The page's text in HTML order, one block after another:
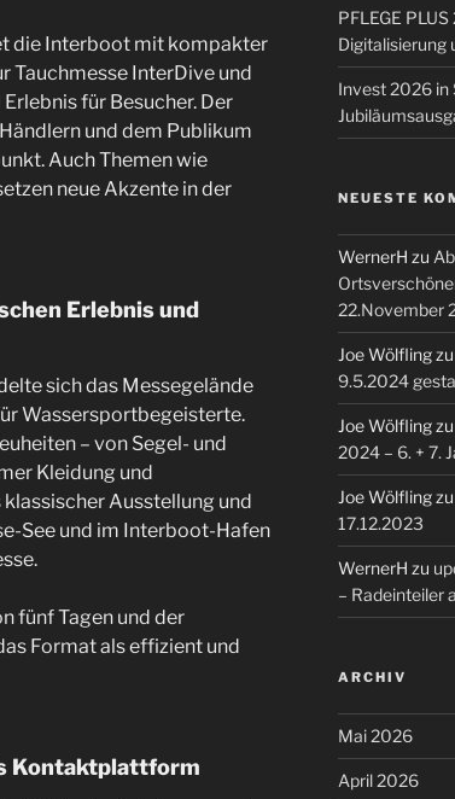
die Interboot mit kompakter
Tauchmesse InterDive und
für Besucher. Der
und dem Publikum
Auch Themen wie
neue Akzente in der
Erlebnis und
sich das Messegelände
Wassersportbegeisterte.
– von Segel- und
Kleidung und
Ausstellung und
See und im Interboot-Hafen
fünf Tagen und der
Format als effizient und
Kontaktplattform
PFLEGE
Digitalisierung
Invest 2026 in
NEUESTE
WernerH zu
22.November
Joe Wölflingzu
9.5.2024
Joe Wölflingzu
2024 – 6. + 7.
Joe Wölflingzu
17.12.2023
WernerH zu
– Radeinteiler
ARCHIV
Mai 2026
April 2026